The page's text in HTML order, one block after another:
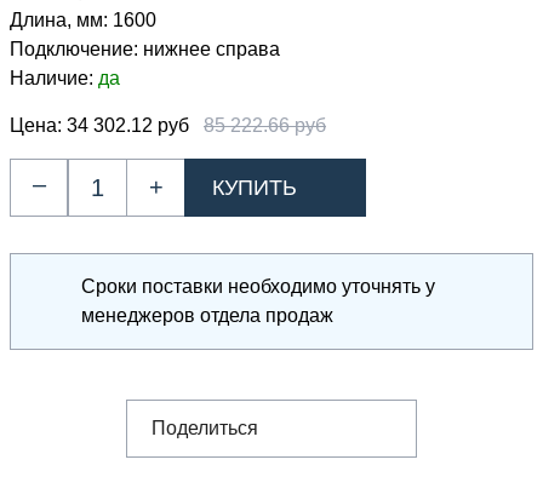
Длина, мм: 1600
Подключение: нижнее справа
Наличие: да
Цена: 34 302.12 руб 85 222.66 руб
– +
Сроки поставки необходимо уточнять у
менеджеров отдела продаж
Поделиться